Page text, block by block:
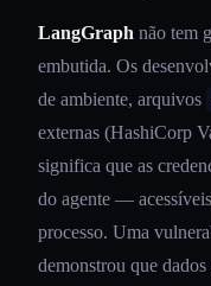
LangGraph não tem
embutida. Os
de ambiente, arquivos
externas (HashiCorp
significa que as
do agente —
processo. Uma
demonstrou que